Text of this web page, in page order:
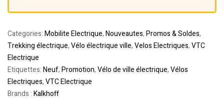
Categories:Mobilite Electrique,Nouveautes,Promos & Soldes,
Trekking électrique,Vélo électrique ville,Velos Electriques,VTC
Electrique
Etiquettes:Neuf,Promotion,Vélo de ville électrique,Vélos
Electriques,VTC Electrique
Brands :Kalkhoff